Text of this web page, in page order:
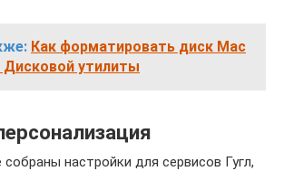
Как форматировать диск Mac
утилиты
настройки для сервисов Гугл,